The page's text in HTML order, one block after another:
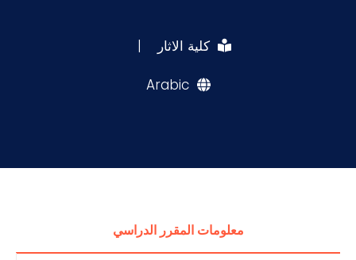
كلية الاثار |
Arabic
معلومات المقرر الدراسي